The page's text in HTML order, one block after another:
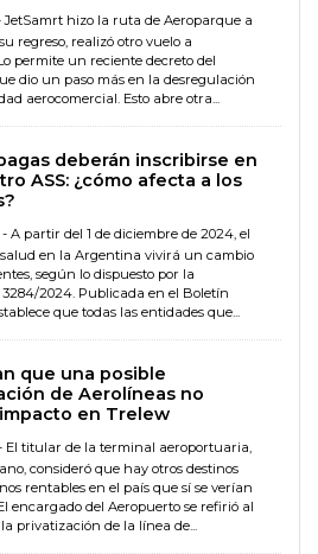
JetSamrt hizo la ruta de Aeroparque a
regreso, realizó otro vuelo a
permite un reciente decreto del
dio un paso más en la desregulación
aerocomercial. Esto abre otra...
deberán inscribirse en
ASS: ¿cómo afecta a los
- A partir del 1 de diciembre de 2024, el
salud en la Argentina vivirá un cambio
según lo dispuesto por la
3284/2024. Publicada en el Boletín
que todas las entidades que...
que una posible
de Aerolíneas no
en Trelew
El titular de la terminal aeroportuaria,
consideró que hay otros destinos
rentables en el país que sí se verían
encargado del Aeropuerto se refirió al
privatización de la línea de...